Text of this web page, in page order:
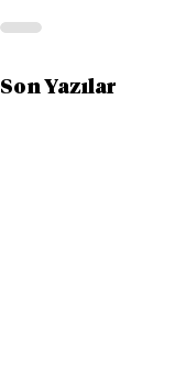
Son Yazılar